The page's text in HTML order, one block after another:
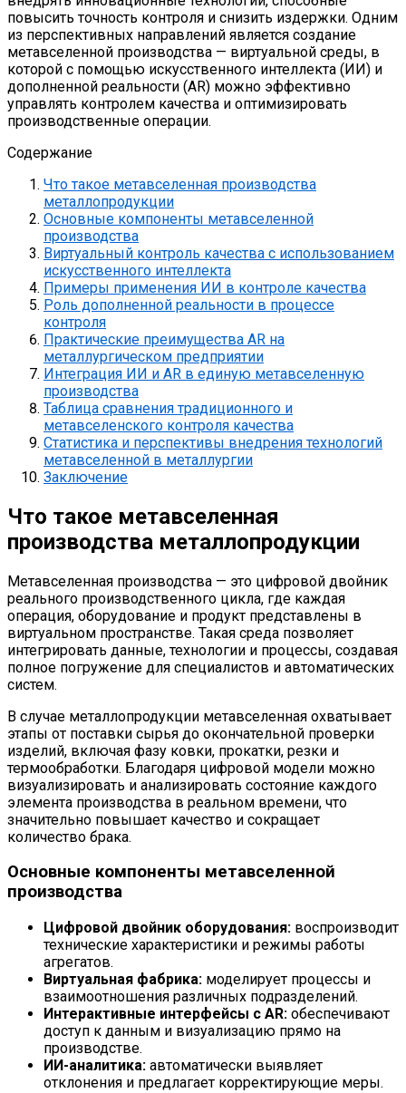
повысить точность контроля и снизить издержки. Одним
из перспективных направлений является создание
метавселенной производства — виртуальной среды, в
которой с помощью искусственного интеллекта (ИИ) и
дополненной реальности (AR) можно эффективно
управлять контролем качества и оптимизировать
производственные операции.
Содержание
Что такое метавселенная производства
металлопродукции
Основные компоненты метавселенной
производства
Виртуальный контроль качества с использованием
искусственного интеллекта
Примеры применения ИИ в контроле качества
Роль дополненной реальности в процессе
контроля
Практические преимущества AR на
металлургическом предприятии
Интеграция ИИ и AR в единую метавселенную
производства
Таблица сравнения традиционного и
метавселенского контроля качества
Статистика и перспективы внедрения технологий
метавселенной в металлургии
Заключение
Что такое метавселенная
производства металлопродукции
Метавселенная производства — это цифровой двойник
реального производственного цикла, где каждая
операция, оборудование и продукт представлены в
виртуальном пространстве. Такая среда позволяет
интегрировать данные, технологии и процессы, создавая
полное погружение для специалистов и автоматических
систем.
В случае металлопродукции метавселенная охватывает
этапы от поставки сырья до окончательной проверки
изделий, включая фазу ковки, прокатки, резки и
термообработки. Благодаря цифровой модели можно
визуализировать и анализировать состояние каждого
элемента производства в реальном времени, что
значительно повышает качество и сокращает
количество брака.
Основные компоненты метавселенной
производства
Цифровой двойник оборудования: воспроизводит
технические характеристики и режимы работы
агрегатов.
Виртуальная фабрика: моделирует процессы и
взаимоотношения различных подразделений.
Интерактивные интерфейсы с AR: обеспечивают
доступ к данным и визуализацию прямо на
производстве.
ИИ-аналитика: автоматически выявляет
отклонения и предлагает корректирующие меры.